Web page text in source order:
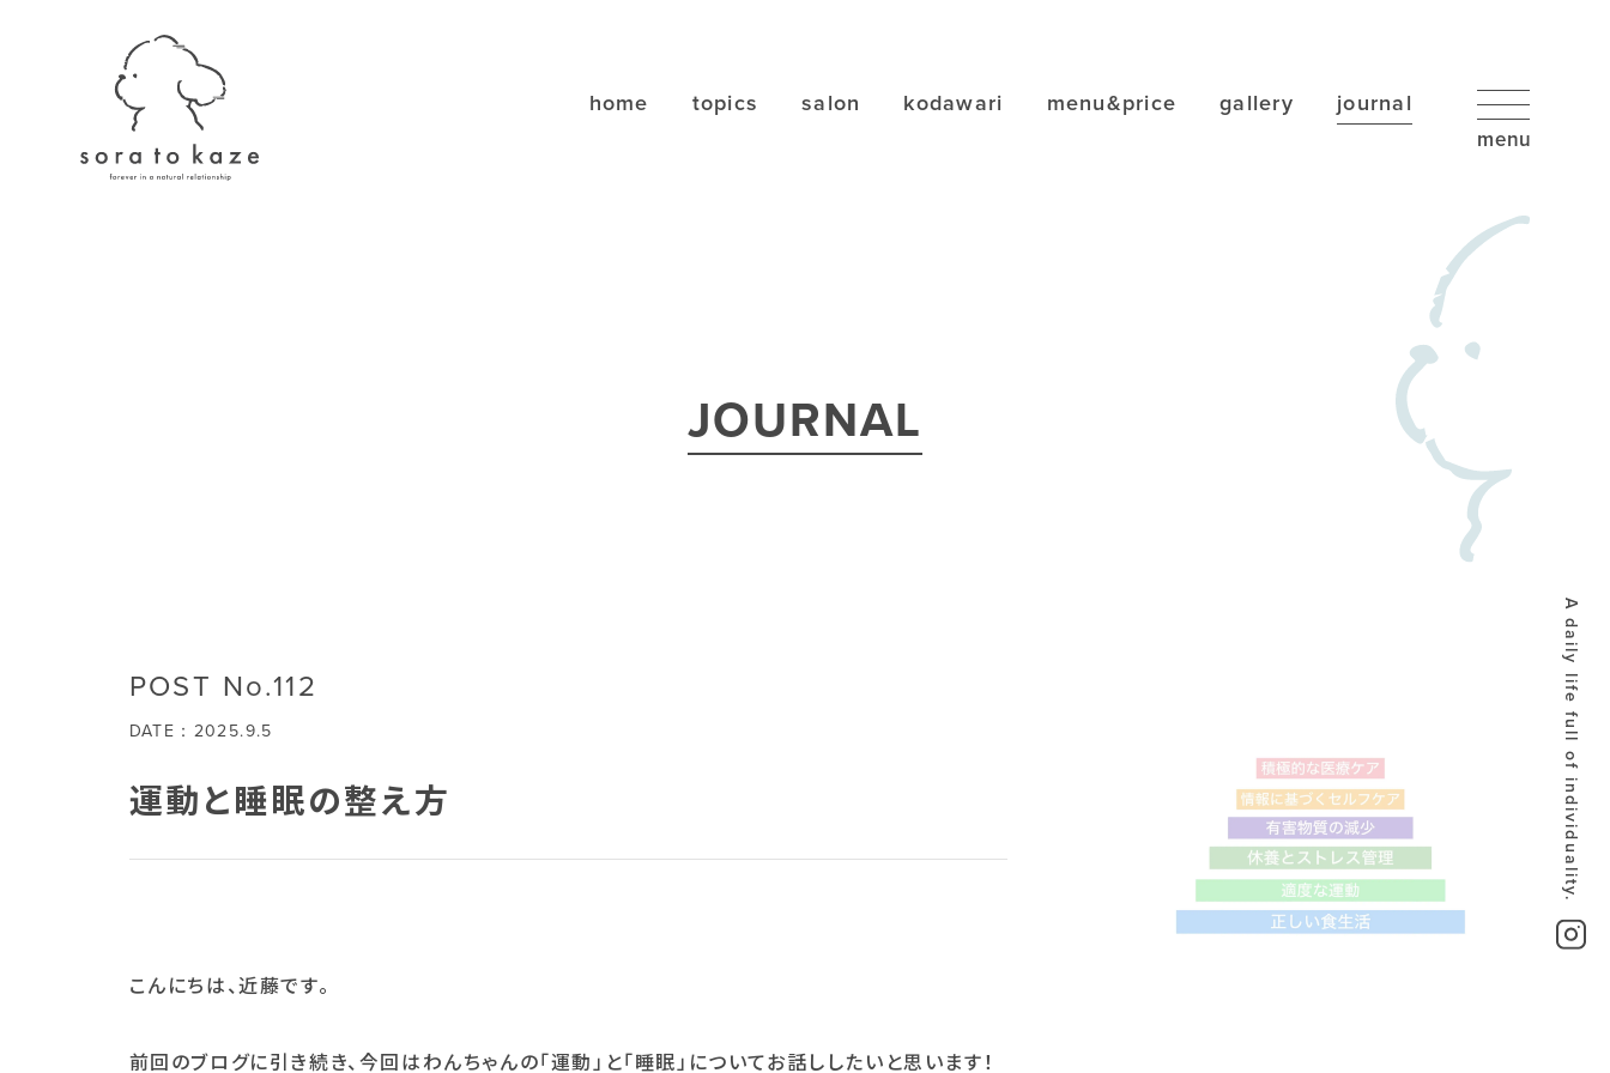
home topics salon kodawari menu&price gallery journal
A daily life full of individuality.
JOURNAL
POST No.112
DATE：2025.9.5
運動と睡眠の整え方
こんにちは、近藤です。
前回のブログに引き続き、今回はわんちゃんの「運動」と「睡眠」についてお話ししたいと思います！